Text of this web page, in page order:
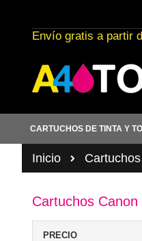
al
contenido
Envío gratis a partir
CARTUCHOS DE TINTA Y
Inicio
Cartuchos
PRECIO